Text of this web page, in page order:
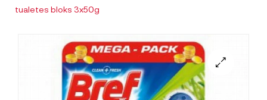
tualetes bloks 3x50g